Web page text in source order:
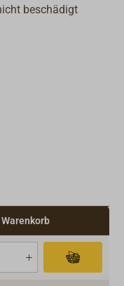
beschädigt
Warenkorb